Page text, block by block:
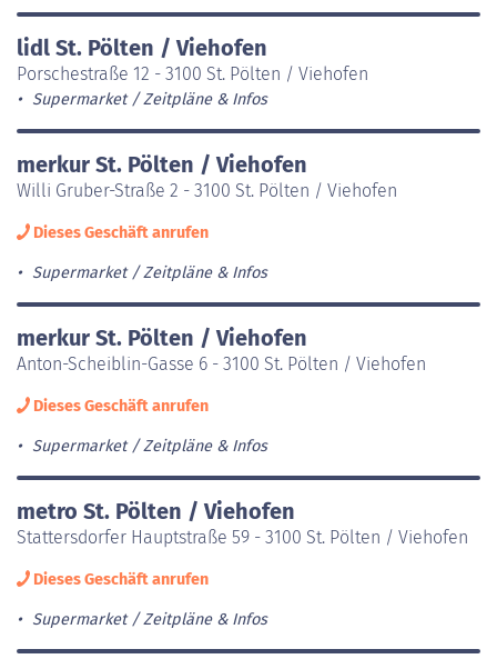
lidl St. Pölten / Viehofen
Porschestraße 12 - 3100 St. Pölten / Viehofen
Supermarket Zeitpläne & Infos
merkur St. Pölten / Viehofen
Willi Gruber-Straße 2 - 3100 St. Pölten / Viehofen
Dieses Geschäft anrufen
Supermarket Zeitpläne & Infos
merkur St. Pölten / Viehofen
Anton-Scheiblin-Gasse 6 - 3100 St. Pölten / Viehofen
Dieses Geschäft anrufen
Supermarket Zeitpläne & Infos
metro St. Pölten / Viehofen
Stattersdorfer Hauptstraße 59 - 3100 St. Pölten / Viehofen
Dieses Geschäft anrufen
Supermarket Zeitpläne & Infos